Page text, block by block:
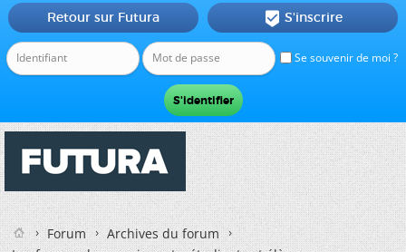
Se souvenir de moi ?
Retour sur Futura  S'inscrire
Forum
Archives du forum